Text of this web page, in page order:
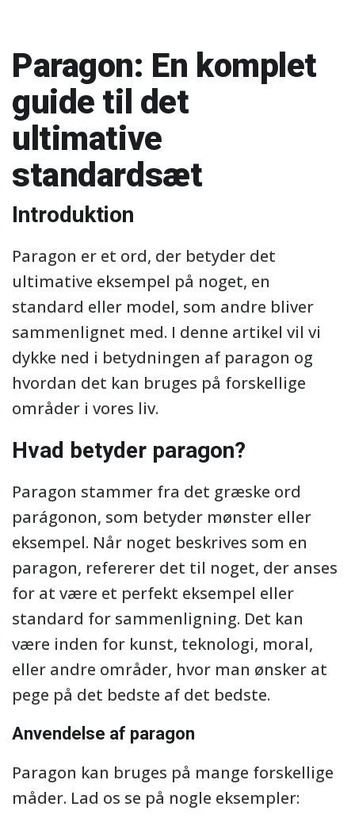
Paragon: En komplet
guide til det
ultimative
standardsæt
Introduktion
Paragon er et ord, der betyder det
ultimative eksempel på noget, en
standard eller model, som andre bliver
sammenlignet med. I denne artikel vil vi
dykke ned i betydningen af paragon og
hvordan det kan bruges på forskellige
områder i vores liv.
Hvad betyder paragon?
Paragon stammer fra det græske ord
parágonon, som betyder mønster eller
eksempel. Når noget beskrives som en
paragon, refererer det til noget, der anses
for at være et perfekt eksempel eller
standard for sammenligning. Det kan
være inden for kunst, teknologi, moral,
eller andre områder, hvor man ønsker at
pege på det bedste af det bedste.
Anvendelse af paragon
Paragon kan bruges på mange forskellige
måder. Lad os se på nogle eksempler: